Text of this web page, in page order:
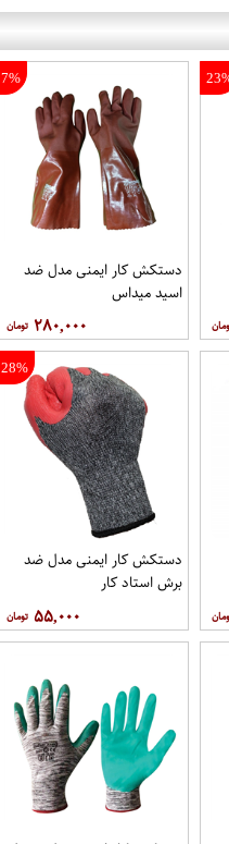
7%
دستکش کار ایمنی مدل ضد
اسید میداس
۲۸۰,۰۰۰
28%
دستکش کار ایمنی مدل ضد
برش استاد کار
۵۵,۰۰۰